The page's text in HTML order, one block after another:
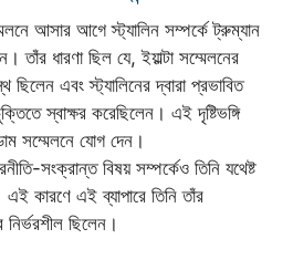
আসার আগে স্ট্যালিন সম্পর্কে ট্রুম্যান
তাঁর ধারণা ছিল যে, ইয়াল্টা সম্মেলনের
এবং স্ট্যালিনের দ্বারা প্রভাবিত
স্বাক্ষর করেছিলেন। এই দৃষ্টিভঙ্গি
সম্মেলনে যোগ দেন।
সংক্রান্ত বিষয় সম্পর্কেও তিনি যথেষ্ট
কারণে এই ব্যাপারে তিনি তাঁর
নির্ভরশীল ছিলেন।